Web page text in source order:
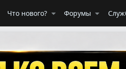
Что нового? Форумы